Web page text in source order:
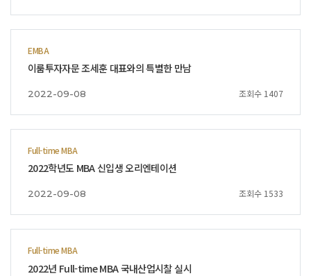
EMBA
이룸투자자문 조세훈 대표와의 특별한 만남
2022-09-08 조회수 1407
Full-time MBA
2022학년도 MBA 신입생 오리엔테이션
2022-09-08 조회수 1533
Full-time MBA
2022년 Full-time MBA 국내산업시찰 실시